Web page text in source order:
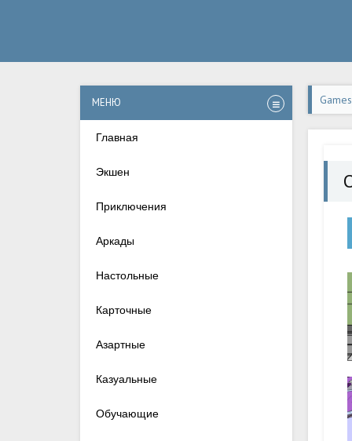
МЕНЮ
Главная
Экшен
Приключения
Аркады
Настольные
Карточные
Азартные
Казуальные
Обучающие